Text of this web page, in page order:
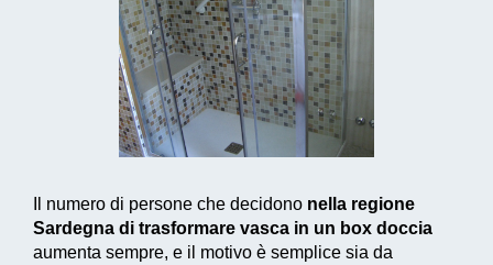
Il numero di persone che decidono nella regione
Sardegna di trasformare vasca in un box doccia
aumenta sempre, e il motivo è semplice sia da